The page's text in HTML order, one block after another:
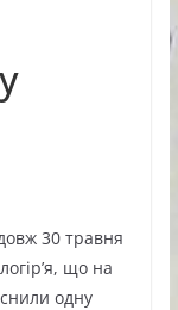
30 травня
що на
одну